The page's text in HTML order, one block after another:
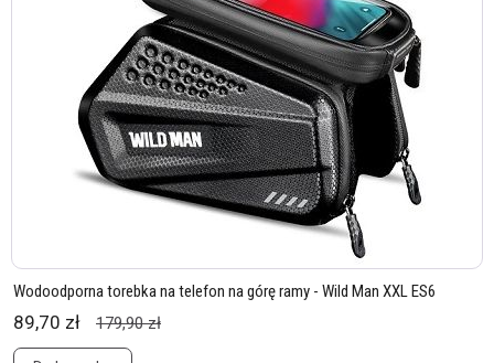
Wodoodporna torebka na telefon na górę ramy - Wild Man XXL ES6
89,70 zł 179,90 zł